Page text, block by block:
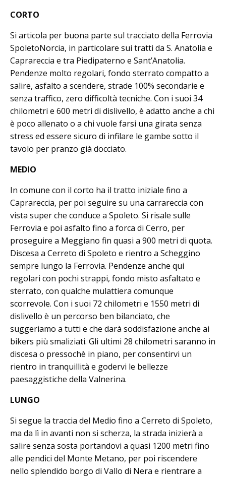
CORTO
Si articola per buona parte sul tracciato della Ferrovia
SpoletoNorcia, in particolare sui tratti da S. Anatolia e
Caprareccia e tra Piedipaterno e Sant’Anatolia.
Pendenze molto regolari, fondo sterrato compatto a
salire, asfalto a scendere, strade 100% secondarie e
senza traffico, zero difficoltà tecniche. Con i suoi 34
chilometri e 600 metri di dislivello, è adatto anche a chi
è poco allenato o a chi vuole farsi una girata senza
stress ed essere sicuro di infilare le gambe sotto il
tavolo per pranzo già docciato.
MEDIO
In comune con il corto ha il tratto iniziale fino a
Caprareccia, per poi seguire su una carrareccia con
vista super che conduce a Spoleto. Si risale sulle
Ferrovia e poi asfalto fino a forca di Cerro, per
proseguire a Meggiano fin quasi a 900 metri di quota.
Discesa a Cerreto di Spoleto e rientro a Scheggino
sempre lungo la Ferrovia. Pendenze anche qui
regolari con pochi strappi, fondo misto asfaltato e
sterrato, con qualche mulattiera comunque
scorrevole. Con i suoi 72 chilometri e 1550 metri di
dislivello è un percorso ben bilanciato, che
suggeriamo a tutti e che darà soddisfazione anche ai
bikers più smaliziati. Gli ultimi 28 chilometri saranno in
discesa o pressochè in piano, per consentirvi un
rientro in tranquillità e godervi le bellezze
paesaggistiche della Valnerina.
LUNGO
Si segue la traccia del Medio fino a Cerreto di Spoleto,
ma da lì in avanti non si scherza, la strada inizierà a
salire senza sosta portandovi a quasi 1200 metri fino
alle pendici del Monte Metano, per poi riscendere
nello splendido borgo di Vallo di Nera e rientrare a